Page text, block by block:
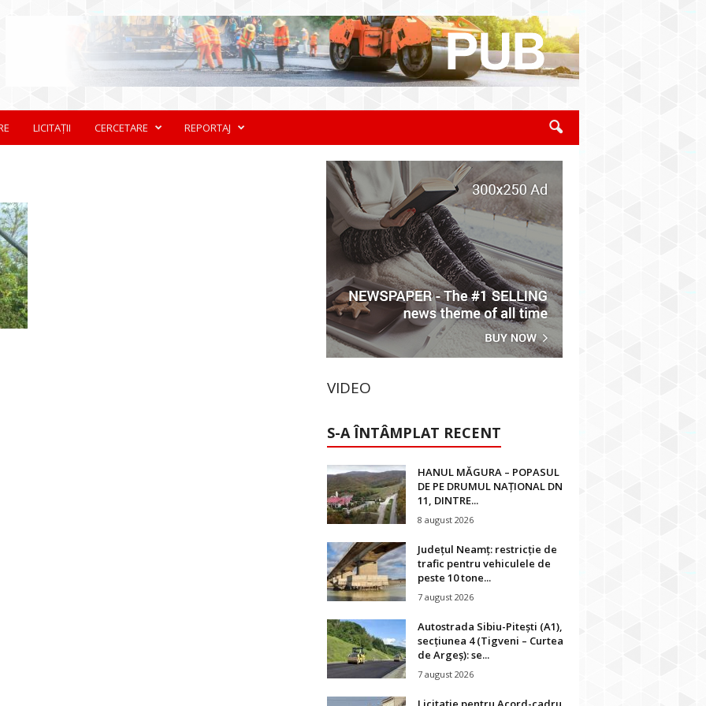
LICITAȚII CERCETARE REPORTAJ
VIDEO
S-A ÎNTÂMPLAT RECENT
HANUL MĂGURA – POPASUL
DE PE DRUMUL NAȚIONAL DN
11, DINTRE...
8 august 2026
Județul Neamț: restricție de
trafic pentru vehiculele de
peste 10 tone...
7 august 2026
Autostrada Sibiu-Pitești (A1),
secțiunea 4 (Tigveni – Curtea
de Argeș): se...
7 august 2026